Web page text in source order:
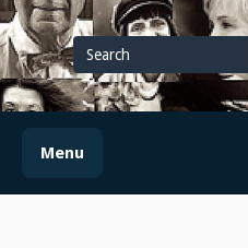
Search
for
Menu